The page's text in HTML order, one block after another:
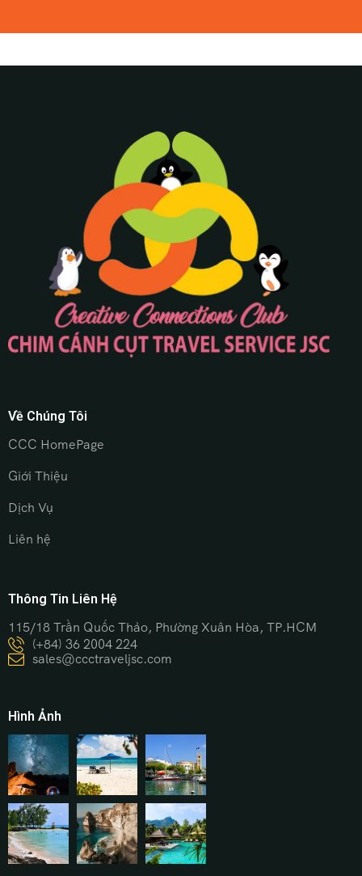
Về Chúng Tôi
CCC HomePage
Giới Thiệu
Dịch Vụ
Liên hệ
Thông Tin Liên Hệ
115/18 Trần Quốc Thảo, Phường Xuân Hòa, TP.HCM
(+84) 36 2004 224
sales@ccctraveljsc.com
Hình Ảnh